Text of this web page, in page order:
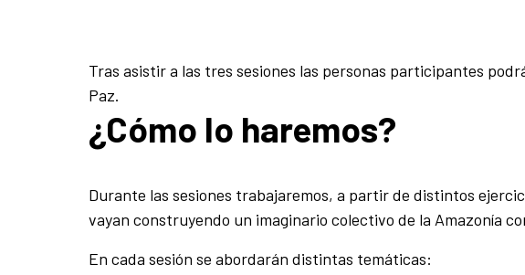
Tras asistir a las tres sesiones las personas participantes
Paz.
¿Cómo lo haremos?
Durante las sesiones trabajaremos, a partir de distintos
vayan construyendo un imaginario colectivo de la Amazonía
En cada sesión se abordarán distintas temáticas: